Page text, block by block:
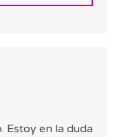
Estoy en la duda